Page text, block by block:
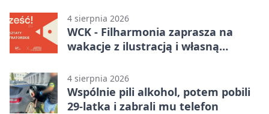
4 sierpnia 2026
WCK - Filharmonia zaprasza na
wakacje z ilustracją i własną
4 sierpnia 2026
Wspólnie pili alkohol, potem pobili
29-latka i zabrali mu telefon